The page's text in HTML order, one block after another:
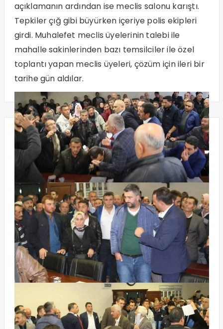
açıklamanın ardından ise meclis salonu karıştı.
Tepkiler çığ gibi büyürken içeriye polis ekipleri
girdi. Muhalefet meclis üyelerinin talebi ile
mahalle sakinlerinden bazı temsilciler ile özel
toplantı yapan meclis üyeleri, çözüm için ileri bir
tarihe gün aldılar.